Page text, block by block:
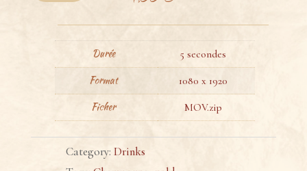
Durée 5 secondes
Format 1080 x 1920
Ficher MOV.zip
Category: Drinks